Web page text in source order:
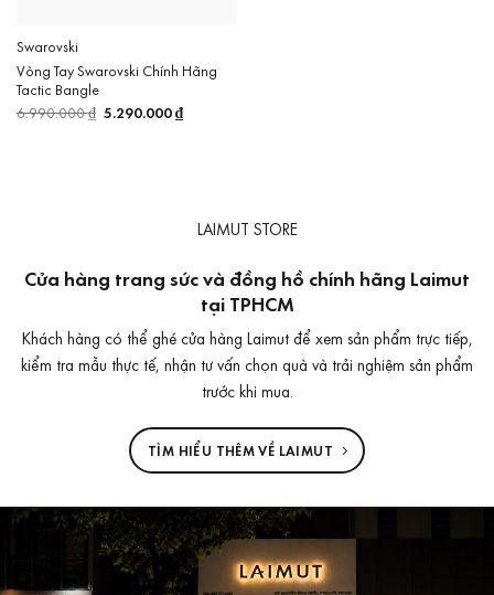
Swarovski
Vòng Tay Swarovski Chính Hãng
Tactic Bangle
6.990.000₫ Giá
gốc
5.290.000₫Giá
hiện
LAIMUT STORE
Cửa hàng trang sức và đồng hồ chính hãng Laimut
tại TPHCM
Khách hàng có thể ghé cửa hàng Laimut để xem sản phẩm trực tiếp,
kiểm tra mẫu thực tế, nhận tư vấn chọn quà và trải nghiệm sản phẩm
trước khi mua.
TÌM HIỂU THÊM VỀ LAIMUT